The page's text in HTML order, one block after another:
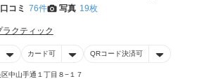
口コミ 76件 写真 19枚
ラクティック
カード可 QRコード決済可
中山手通１丁目８−１７